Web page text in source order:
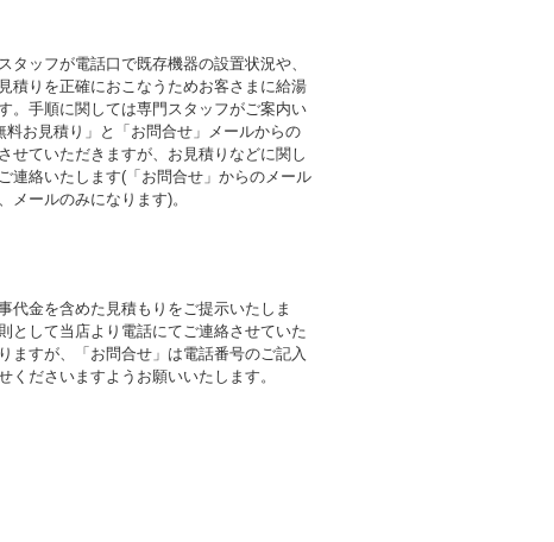
ッフが電話口で既存機器の設置状況や、
積りを正確におこなうためお客さまに給湯
。手順に関しては専門スタッフがご案内い
お見積り」と「お問合せ」メールからの
せていただきますが、お見積りなどに関し
連絡いたします(「お問合せ」からのメール
メールのみになります)。
代金を含めた見積もりをご提示いたしま
として当店より電話にてご連絡させていた
ますが、「お問合せ」は電話番号のご記入
ださいますようお願いいたします。